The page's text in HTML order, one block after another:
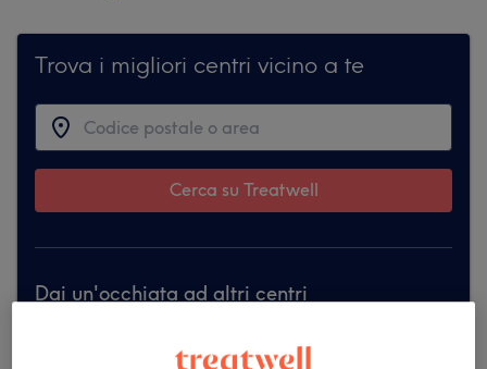
Trova i migliori centri vicino a te
Cerca su Treatwell
Dai un'occhiata ad altri centri